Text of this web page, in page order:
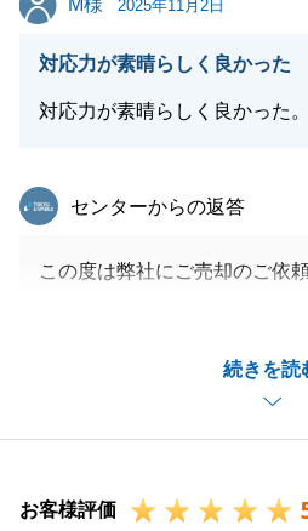
M様 2025年11月2日
対応力が素晴らしく良かった
対応力が素晴らしく良かった。
続きを読
東急リバブル
センターからの返答
この度は弊社にご売却のご依
た事は私自身も嬉しく思います
今後不動産の事でお困りの事
軽にご連絡ください。
す。
お客様評価